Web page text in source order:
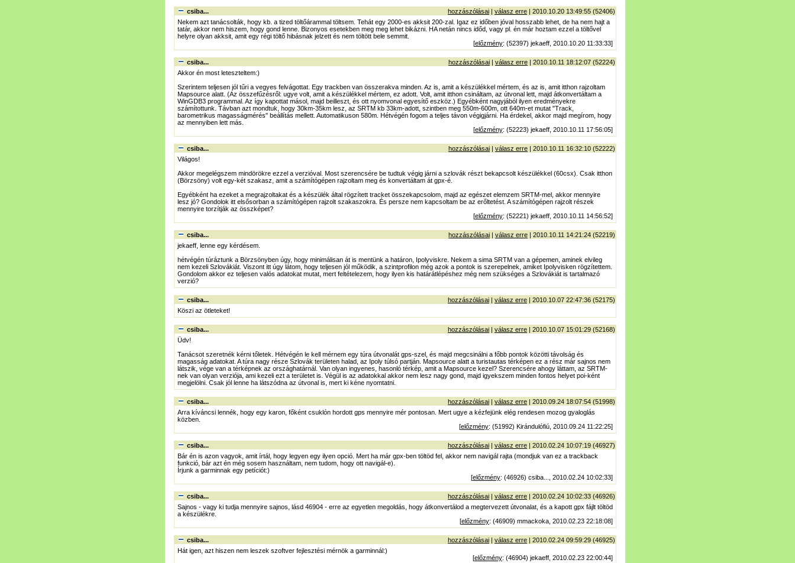
csiba... hozzászólásai | válasz erre | 2010.10.20 13:49:55 (52406)
Nekem azt tanácsolták, hogy kb. a tized töltőárammal töltsem. Tehát egy 2000-es akksit 200-zal. Igaz ez időben jóval hosszabb lehet, de ha nem hajt a
tatár, akkor nem hiszem, hogy gond lenne. Bizonyos esetekben meg meg lehet bikázni. HA netán nincs időd, vagy pl. én már hoztam ezzel a töltővel
helyre olyan akksit, amit egy régi töltő hibásnak jelzett és nem töltött bele semmit.
[előzmény: (52397) jekaeff, 2010.10.20 11:33:33]
csiba... hozzászólásai | válasz erre | 2010.10.11 18:12:07 (52224)
Akkor én most leteszteltem:)
Szerintem teljesen jól tűri a vegyes felvágottat. Egy trackben van összerakva minden. Az is, amit a készülékkel mértem, és az is, amit itthon rajzoltam
Mapsource alatt. (Az összefűzésről: ugye volt, amit a készülékkel mértem, ez adott. Volt, amit itthon csináltam, az útvonal lett, majd átkonvertáltam a
WinGDB3 programmal. Az így kapottat másol, majd beilleszt, és ott nyomvonal egyesítő eszköz.) Egyébként nagyjából ilyen eredményekre
számítottunk. Távban azt mondtuk, hogy 30km-35km lesz, az SRTM kb 33km-adott, szintben meg 550m-600m, ott 640m-et mutat "Track,
barometrikus magasságmérés" beállítás mellett. Automatikuson 580m. Hétvégén fogom a teljes távon végigjárni. Ha érdekel, akkor majd megírom, hogy
az mennyiben lett más.
[előzmény: (52223) jekaeff, 2010.10.11 17:56:05]
csiba... hozzászólásai | válasz erre | 2010.10.11 16:32:10 (52222)
Világos!
Akkor megelégszem mindörökre ezzel a verzióval. Most szerencsére be tudtuk végig járni a szlovák részt bekapcsolt készülékkel (60csx). Csak itthon
(Börzsöny) volt egy-két szakasz, amit a számítógépen rajzoltam meg és konvertáltam át gpx-é.
Egyébként ha ezeket a megrajzoltakat és a készülék által rögzített tracket összekapcsolom, majd az egészet elemzem SRTM-mel, akkor mennyire
lesz jó? Gondolok itt elsősorban a számítógépen rajzolt szakaszokra. És persze nem kapcsoltam be az erőltetést. A számítógépen rajzolt részek
mennyire torzítják az összképet?
[előzmény: (52221) jekaeff, 2010.10.11 14:56:52]
csiba... hozzászólásai | válasz erre | 2010.10.11 14:21:24 (52219)
jekaeff, lenne egy kérdésem.
hétvégén túráztunk a Börzsönyben úgy, hogy minimálisan át is mentünk a határon, Ipolyviskre. Nekem a sima SRTM van a gépemen, aminek elvileg
nem kezeli Szlovákiát. Viszont itt úgy látom, hogy teljesen jól működik, a szintprofilon még azok a pontok is szerepelnek, amiket Ipolyvisken rögzítettem.
Gondolom akkor ez teljesen valós adatokat mutat, mert feltételezem, hogy ilyen kis határátlépéshez még nem szükséges a Szlovákiát is tartalmazó
verzió?
csiba... hozzászólásai | válasz erre | 2010.10.07 22:47:36 (52175)
Köszi az ötleteket!
csiba... hozzászólásai | válasz erre | 2010.10.07 15:01:29 (52168)
Üdv!
Tanácsot szeretnék kérni tőletek. Hétvégén le kell mérnem egy túra útvonalát gps-szel, és majd megcsinálni a főbb pontok közötti távolság és
magasság adatokat. A túra nagy része Szlovák területen halad, az Ipoly túlsó partján. Mapsource alatt a turistautas térképen ez a rész már sajnos nem
látszik, vége van a térképnek az országhatárnál. Van olyan ingyenes, hasonló térkép, amit a Mapsource kezel? Szerencsére ahogy láttam, az SRTM-
nek van olyan verziója, ami kezeli ezt a területet is. Végül is az adatokkal akkor nem lesz nagy gond, majd igyekszem minden fontos helyet poi-ként
megjelölni. Csak jól lenne ha látszódna az útvonal is, mert ki kéne nyomtatni.
csiba... hozzászólásai | válasz erre | 2010.09.24 18:07:54 (51998)
Arra kíváncsi lennék, hogy egy karon, főként csuklón hordott gps mennyire mér pontosan. Mert ugye a kézfejünk elég rendesen mozog gyaloglás
közben.
[előzmény: (51992) Kirándulófiú, 2010.09.24 11:22:25]
csiba... hozzászólásai | válasz erre | 2010.02.24 10:07:19 (46927)
Bár én is azon vagyok, amit írtál, hogy legyen egy ilyen opció. Mert ha már gpx-ben töltöd fel, akkor nem navigál rajta (mondjuk van ez a trackback
funkció, bár azt én még sosem használtam, nem tudom, hogy ott navigál-e).
Írjunk a garminnak egy petíciót:)
[előzmény: (46926) csiba..., 2010.02.24 10:02:33]
csiba... hozzászólásai | válasz erre | 2010.02.24 10:02:33 (46926)
Sajnos - vagy ki tudja mennyire sajnos, lásd 46904 - erre az egyetlen megoldás, hogy átkonvertálod a megtervezett útvonalat, és a kapott gpx fájlt töltöd
a készülékre.
[előzmény: (46909) mmackoka, 2010.02.23 22:18:08]
csiba... hozzászólásai | válasz erre | 2010.02.24 09:59:29 (46925)
Hát igen, azt hiszen nem leszek szoftver fejlesztési mérnök a garminnál:)
[előzmény: (46904) jekaeff, 2010.02.23 22:00:44]